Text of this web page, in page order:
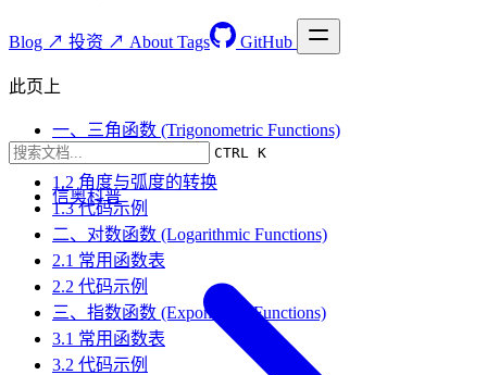
Blog ↗ 投资 ↗ About Tags GitHub
CTRL K
信奥科普
此页上
一、三角函数 (Trigonometric Functions)
1.1 常用函数表
1.2 角度与弧度的转换
1.3 代码示例
二、对数函数 (Logarithmic Functions)
2.1 常用函数表
2.2 代码示例
三、指数函数 (Exponential Functions)
3.1 常用函数表
3.2 代码示例